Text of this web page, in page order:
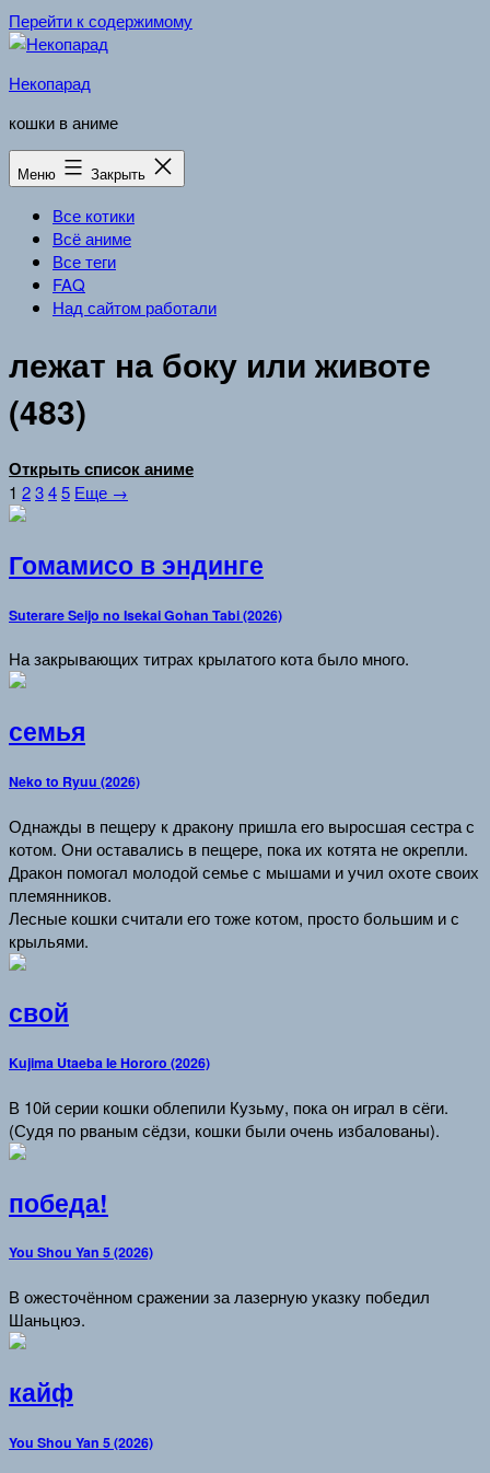
Перейти к содержимому
Некопарад
кошки в аниме
Меню Закрыть
Все котики
Всё аниме
Все теги
FAQ
Над сайтом работали
лежат на боку или животе
(483)
Открыть список аниме
1 2345 Еще →
Гомамисо в эндинге
Suterare Seijo no Isekai Gohan Tabi (2026)
На закрывающих титрах крылатого кота было много.
семья
Neko to Ryuu (2026)
Однажды в пещеру к дракону пришла его выросшая сестра с
котом. Они оставались в пещере, пока их котята не окрепли.
Дракон помогал молодой семье с мышами и учил охоте своих
племянников.
Лесные кошки считали его тоже котом, просто большим и с
крыльями.
свой
Kujima Utaeba Ie Hororo (2026)
В 10й серии кошки облепили Кузьму, пока он играл в сёги.
(Судя по рваным сёдзи, кошки были очень избалованы).
победа!
You Shou Yan 5 (2026)
В ожесточённом сражении за лазерную указку победил
Шаньцюэ.
кайф
You Shou Yan 5 (2026)